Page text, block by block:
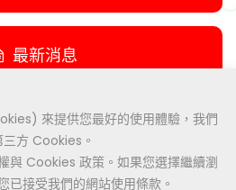
來提供您最好的使用體驗，我們
方 Cookies。
與 Cookies 政策。如果您選擇繼續瀏
已接受我們的網站使用條款。
最新消息
產品列表